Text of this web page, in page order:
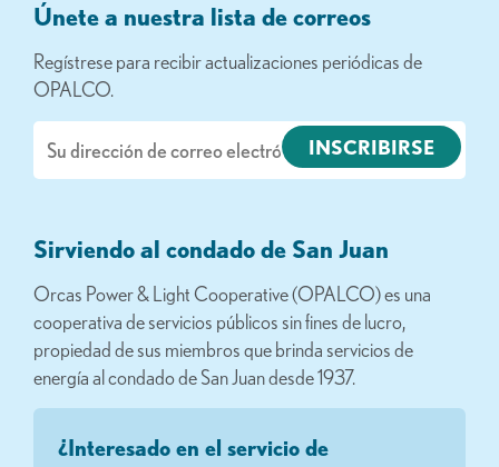
Únete a nuestra lista de correos
Regístrese para recibir actualizaciones periódicas de
OPALCO.
electrónico
Sirviendo al condado de San Juan
Orcas Power & Light Cooperative (OPALCO) es una
cooperativa de servicios públicos sin fines de lucro,
propiedad de sus miembros que brinda servicios de
energía al condado de San Juan desde 1937.
¿Interesado en el servicio de